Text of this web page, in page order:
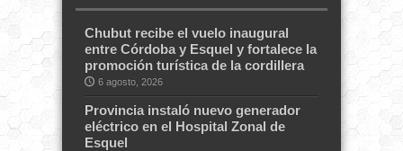
Chubut recibe el vuelo inaugural
entre Córdoba y Esquel y fortalece la
promoción turística de la cordillera
6 agosto, 2026
Provincia instaló nuevo generador
eléctrico en el Hospital Zonal de
Esquel